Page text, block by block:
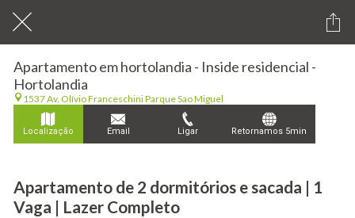
Apartamento em hortolandia - Inside residencial -
Hortolandia
1537 Av. Olívio Franceschini Parque Sao Miguel
Localização Email Ligar Retornamos 5min
Apartamento de 2 dormitórios e sacada | 1
Vaga | Lazer Completo